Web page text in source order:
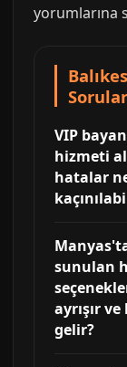
yorumlarına
VIP
hizmeti
hatalar
sunulan
ayrışır
gelir?